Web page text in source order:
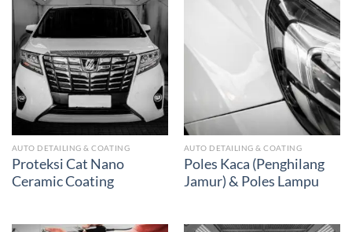
AUTO DETAILING & COATING
Proteksi Cat Nano
Ceramic Coating
AUTO DETAILING & COATING
Poles Kaca (Penghilang
Jamur) & Poles Lampu